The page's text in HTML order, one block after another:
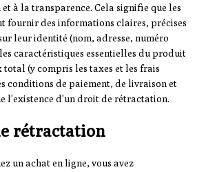
à la transparence. Cela signifie que les
fournir des informations claires, précises
leur identité (nom, adresse, numéro
caractéristiques essentielles du produit
(y compris les taxes et les frais
conditions de paiement, de livraison et
l’existence d’un droit de rétractation.
rétractation
un achat en ligne, vous avez